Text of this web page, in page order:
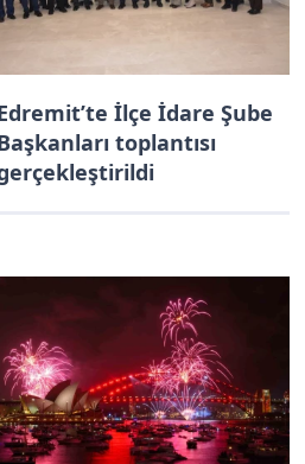
İlçe İdare Şube
toplantısı